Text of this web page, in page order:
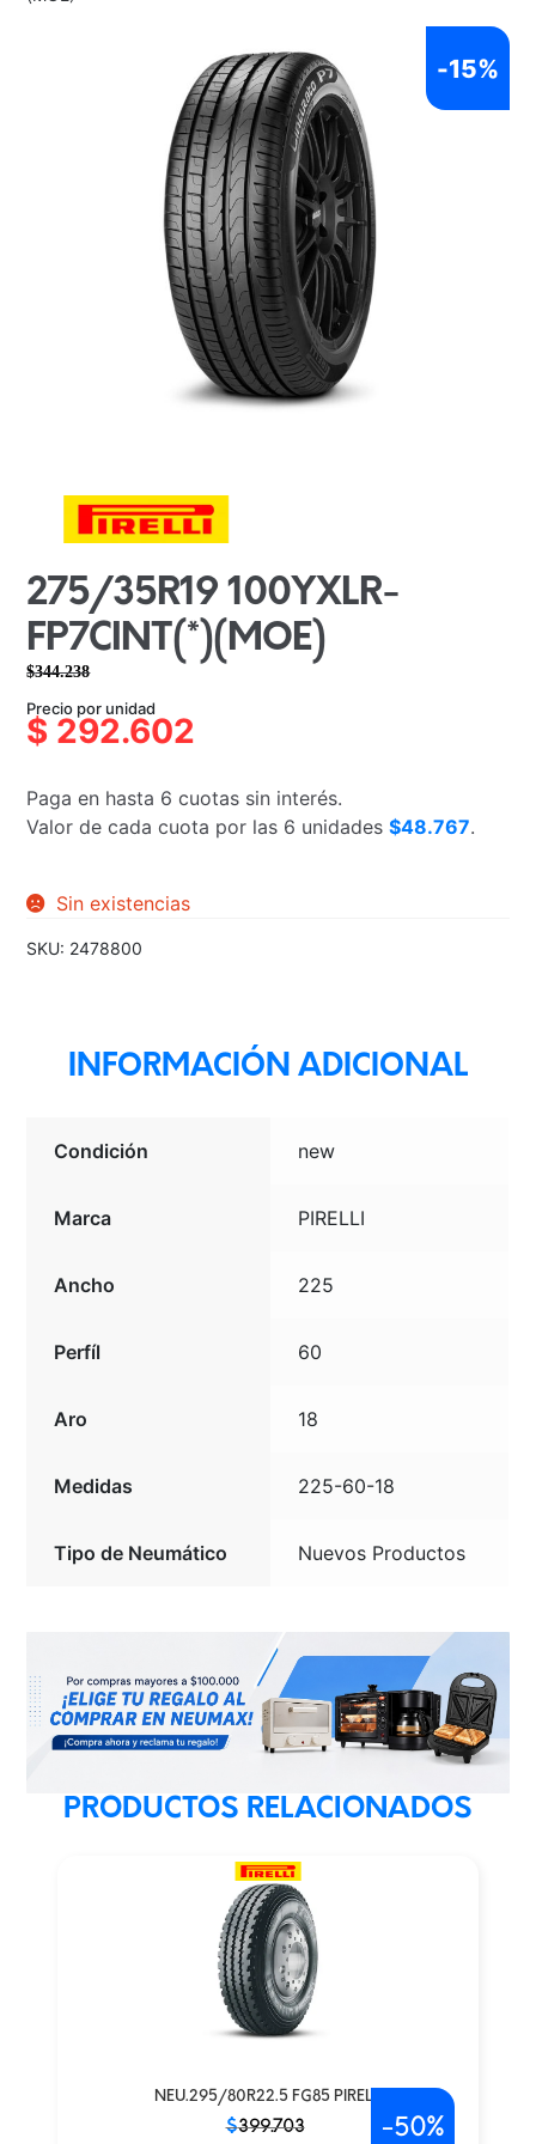
275/35R19 100YXLR-
FP7CINT(*)(MOE)
$344.238
precio
original
$344.238.
precio
actual
$292.602.
Precio por unidad
$ 292.602
Paga en hasta 6 cuotas sin interés.
Valor de cada cuota por las 6 unidades$48.767.
-15%
Sin existencias
SKU: 2478800
INFORMACIÓN ADICIONAL
Condición new
Marca PIRELLI
Ancho 225
Perfíl 60
Aro 18
Medidas 225-60-18
Tipo de Neumático Nuevos Productos
PRODUCTOS RELACIONADOS
NEU.295/80R22.5 FG85 PIRELLI
$399.703 -50%